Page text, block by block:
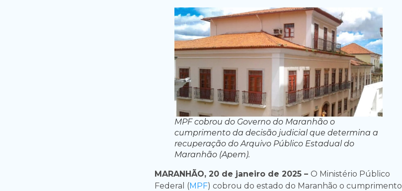
MPF cobrou do Governo do Maranhão o
cumprimento da decisão judicial que determina a
recuperação do Arquivo Público Estadual do
Maranhão (Apem).
MARANHÃO, 20 de janeiro de 2025 – O Ministério Público
Federal (MPF) cobrou do estado do Maranhão o cumprimento